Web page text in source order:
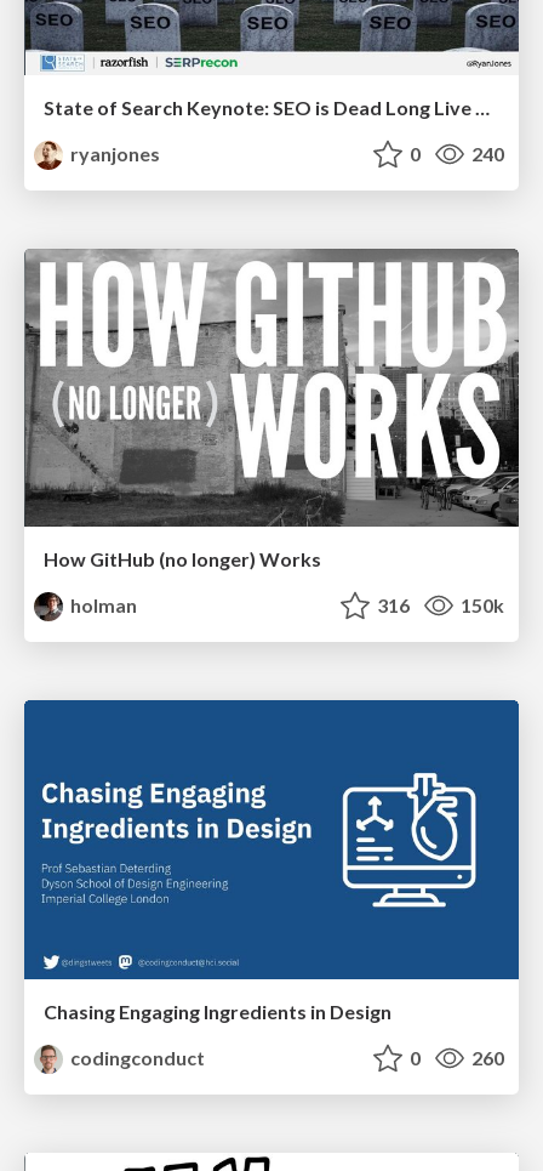
State of Search Keynote: SEO is Dead Long Live SEO
ryanjones
0 240
How GitHub (no longer) Works
holman
316 150k
Chasing Engaging Ingredients in Design
codingconduct
0 260